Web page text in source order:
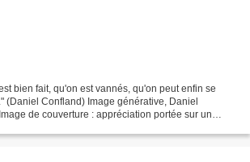
bien fait, qu'on est vannés, qu'on peut enfin se
(Daniel Confland) Image générative, Daniel
de couverture : appréciation portée sur un